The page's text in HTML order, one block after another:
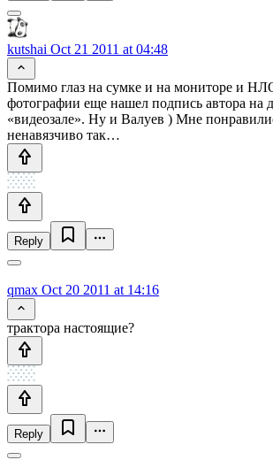
kutshai Oct 21 2011 at 04:48
Помимо глаз на сумке и на мониторе и
фотографии еще нашел подпись автора на
«видеозале». Ну и Валуев ) Мне
ненавязчиво так…
Reply
qmax Oct 20 2011 at 14:16
трактора настоящие?
Reply